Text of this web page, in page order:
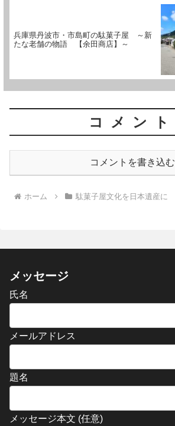
兵庫県丹波市・市島町の駄菓子屋 ～新
たな老舗の物語 【余田商店】～
コメント
コメントを書き込む
ホーム 駄菓子屋文化を日本遺産に
メッセージ
氏名
メールアドレス
題名
メッセージ本文 (任意)